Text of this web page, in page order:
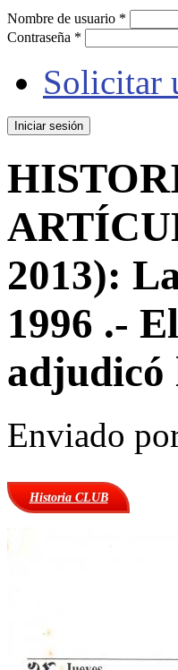
Nombre de usuario *
Contraseña *
Solicitar
2013):
1996 .-
adjudicó
Enviado
Historia CLUB